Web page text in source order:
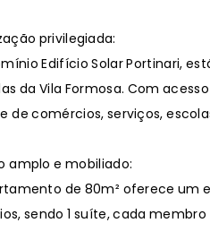
privilegiada:
Edifício Solar Portinari,
da Vila Formosa. Com
de comércios, serviços,
amplo e mobiliado:
de 80m² oferece um
sendo 1 suíte, cada